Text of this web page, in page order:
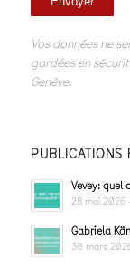
Vos données ne
gardées en
Genève.
PUBLICATIONS
Vevey: quel
28 mai 2026
Gabriela
30 mars